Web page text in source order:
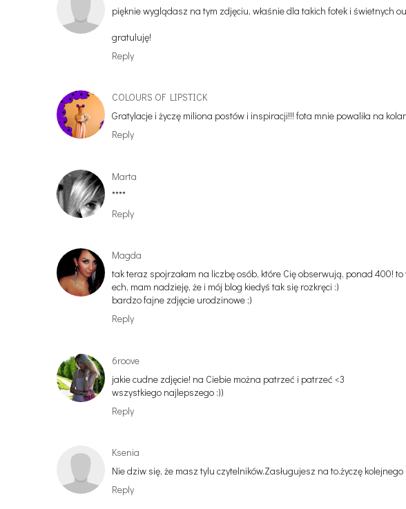
pięknie wyglądasz na tym zdjęciu, właśnie dla takich fotek i świetnych
gratuluję!
Reply
COLOURS OF LIPSTICK
Gratylacje i życzę miliona postów i inspiracji!!! fota mnie powaliła na
Reply
Marta
****
Reply
Magda
tak teraz spojrzałam na liczbę osób, które Cię obserwują, ponad 400! to
ech, mam nadzieję, że i mój blog kiedyś tak się rozkręci :)
bardzo fajne zdjęcie urodzinowe ;)
Reply
6roove
jakie cudne zdjęcie! na Ciebie można patrzeć i patrzeć <3
wszystkiego najlepszego :))
Reply
Ksenia
Nie dziw się, że masz tylu czytelników.Zasługujesz na to.życzę
Reply